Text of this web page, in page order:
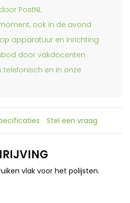
PostNL
ook in de avond
apparatuur en inrichting
door vakdocenten
telefonisch en in onze
Stel een vraag
vlak voor het polijsten.